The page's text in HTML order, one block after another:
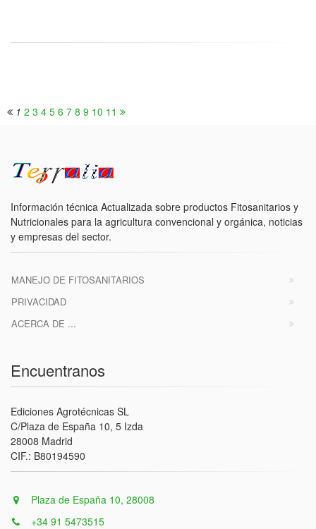
1 2 3 4 5 6 7 8 9 10 11
Información técnica Actualizada sobre productos Fitosanitarios y
Nutricionales para la agricultura convencional y orgánica, noticias
y empresas del sector.
MANEJO DE FITOSANITARIOS
PRIVACIDAD
ACERCA DE ...
Encuentranos
Ediciones Agrotécnicas SL
C/Plaza de España 10, 5 Izda
28008 Madrid
CIF.: B80194590
Plaza de España 10, 28008
+34 91 5473515